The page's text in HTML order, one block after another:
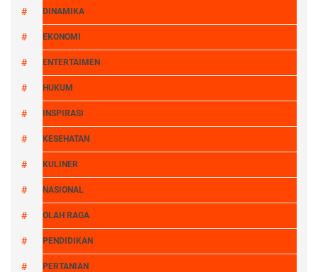
DINAMIKA
EKONOMI
ENTERTAIMEN
HUKUM
INSPIRASI
KESEHATAN
KULINER
NASIONAL
OLAH RAGA
PENDIDIKAN
PERTANIAN